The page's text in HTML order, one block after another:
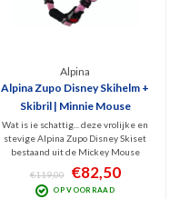
Alpina
Alpina Zupo Disney Skihelm +
Skibril | Minnie Mouse
Wat is ie schattig... deze vrolijke en
stevige Alpina Zupo Disney Skiset
bestaand uit de Mickey Mouse
skihelm en Piney Skibril. Ga met je
Disney-helden veilig het
sneeuwavontuur aan. De matchende
€119,00 €82,50
OP VOORRAAD